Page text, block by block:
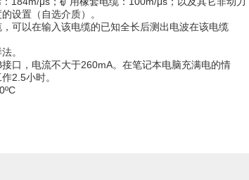
设置（自选介质）。
可以在输入该电缆的已知全长后测出电波在该电缆
。
口，电流不大于260mA。在笔记本电脑充满电的情
2.5小时。